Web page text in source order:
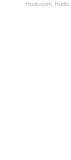
Hudo.com hudo